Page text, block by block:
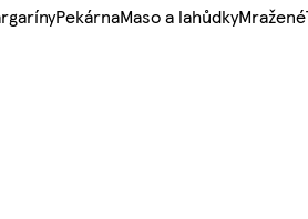
PekárnaMaso a lahůdkyMražené